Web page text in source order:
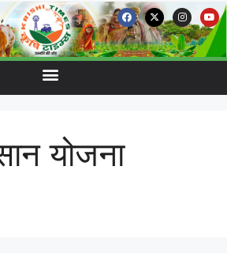
योजना